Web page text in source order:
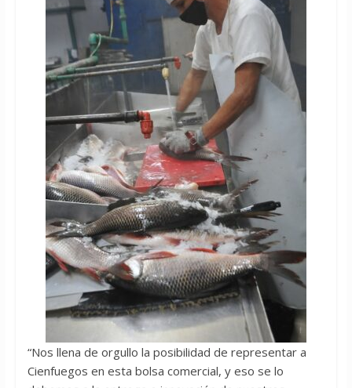
“Nos llena de orgullo la posibilidad de representar a
Cienfuegos en esta bolsa comercial, y eso se lo